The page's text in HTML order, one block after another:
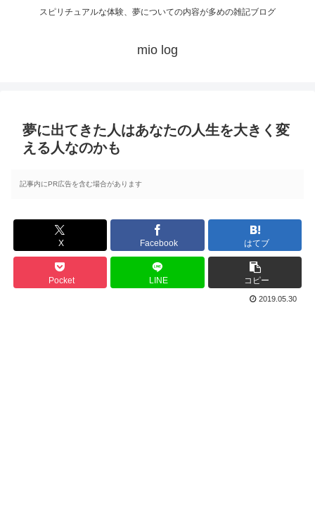
スピリチュアルな体験、夢についての内容が多めの雑記ブログ
mio log
夢に出てきた人はあなたの人生を大きく変
える人なのかも
記事内にPR広告を含む場合があります
X Facebook はてブ
Pocket LINE コピー
2019.05.30